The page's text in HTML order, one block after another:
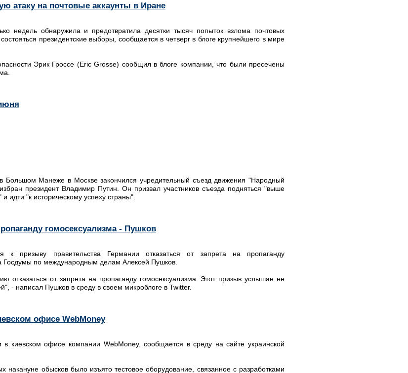
атаку на почтовые аккаунты в Иране
недель обнаружила и предотвратила десятки тысяч попыток взлома почтовых
президентские выборы, сообщается в четверг в блоге крупнейшего в мире
Эрик Гроссе (Eric Grosse) сообщил в блоге компании, что были пресечены
Манеже в Москве закончился учредительный съезд движения "Народный
президент Владимир Путин. Он призвал участников съезда подняться "выше
идти "к историческому успеху страны".
гомосексуализма - Пушков
к призыву правительства Германии отказаться от запрета на пропаганду
Госдумы по международным делам Алексей Пушков.
отказаться от запрета на пропаганду гомосексуализма. Этот призыв услышан не
- написал Пушков в среду в своем микроблоге в Twitter.
офисе WebMoney
в киевском офисе компании WebMoney, сообщается в среду на сайте украинской
обысков было изъято тестовое оборудование, связанное с разработками